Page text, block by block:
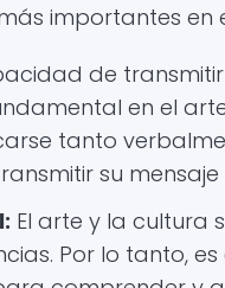
importantes en
de
en el
tanto
su
El arte y la cultura
Por lo tanto,